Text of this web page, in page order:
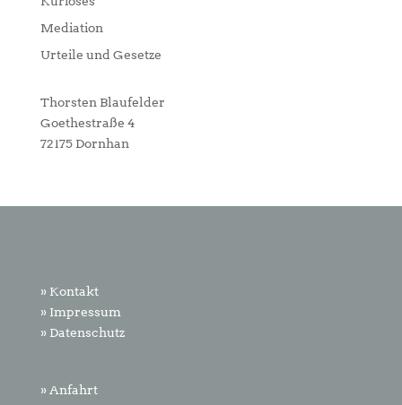
Mediation
Urteile und Gesetze
Thorsten Blaufelder
Goethestraße 4
72175 Dornhan
» Kontakt
» Impressum
» Datenschutz
» Anfahrt